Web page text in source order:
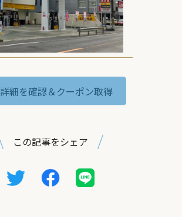
詳細を確認＆クーポン取得
この記事をシェア